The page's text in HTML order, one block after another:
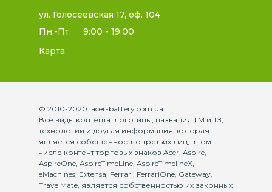
ул. Голосеевская 17, оф. 104
Пн.-Пт.
9:00 - 19:00
Карта
© 2010-2020. acer-battery.com.ua
Все виды контента: логотипы, названия ТМ и ТЗ,
технологии и другая информация, которая
является собственностью третьих лиц, в том
числе контент торговых знаков Acer, Aspire,
AspireOne, AspireTimeLine, AspireTimelineX,
eMachines, Extensa, Ferrari, FerrariOne, Gateway,
TravelMate, является собственностью их законных